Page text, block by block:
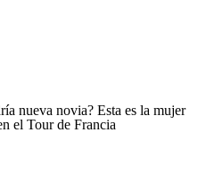
nueva novia? Esta es la mujer
el Tour de Francia